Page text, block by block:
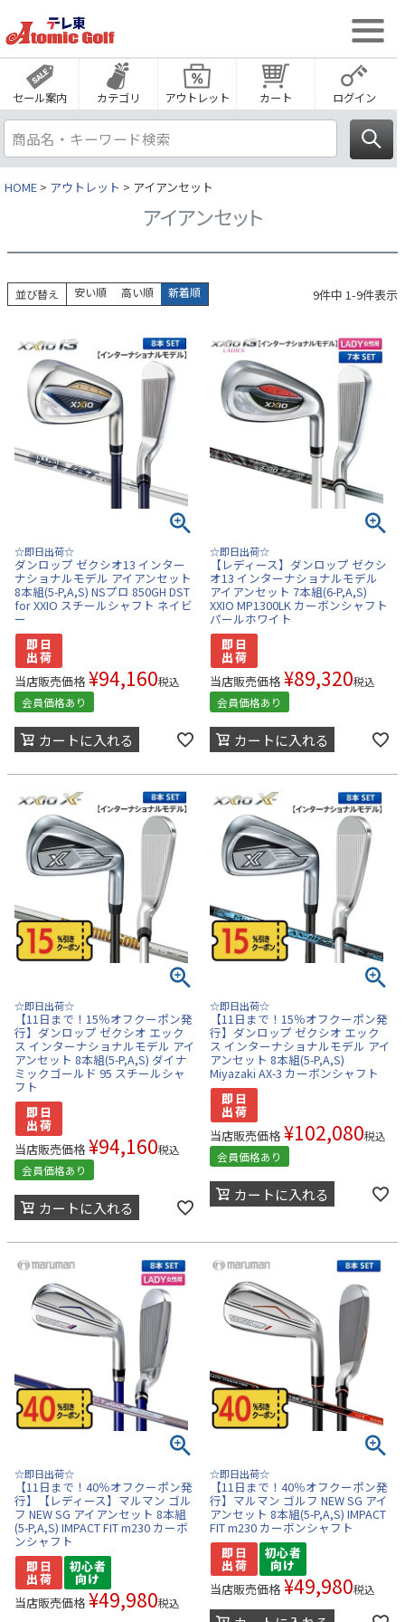
セール案内 カテゴリ アウトレット カート ログイン
HOME アウトレット アイアンセット
アイアンセット
並び替え 安い順 高い順 新着順 9件中 1-9件表示
☆即日出荷☆
ダンロップ ゼクシオ13 インター
ナショナルモデル アイアンセット
8本組(5-P,A,S) NSプロ 850GH DST
for XXIO スチールシャフト ネイビ
ー
当店販売価格 ¥94,160税込
会員価格あり
カートに入れる
☆即日出荷☆
【レディース】ダンロップ ゼクシ
オ13 インターナショナルモデル
アイアンセット 7本組(6-P,A,S)
XXIO MP1300LK カーボンシャフト
パールホワイト
当店販売価格 ¥89,320税込
会員価格あり
カートに入れる
☆即日出荷☆
【11日まで！15％オフクーポン発
行】ダンロップ ゼクシオ エック
ス インターナショナルモデル アイ
アンセット 8本組(5-P,A,S) ダイナ
ミックゴールド 95 スチールシャ
フト
当店販売価格 ¥94,160税込
会員価格あり
カートに入れる
☆即日出荷☆
【11日まで！15％オフクーポン発
行】ダンロップ ゼクシオ エック
ス インターナショナルモデル アイ
アンセット 8本組(5-P,A,S)
Miyazaki AX-3 カーボンシャフト
当店販売価格 ¥102,080税込
会員価格あり
カートに入れる
☆即日出荷☆
【11日まで！40％オフクーポン発
行】【レディース】マルマン ゴル
フ NEW SG アイアンセット 8本組
(5-P,A,S) IMPACT FIT m230 カーボ
ンシャフト
当店販売価格 ¥49,980税込
☆即日出荷☆
【11日まで！40％オフクーポン発
行】マルマン ゴルフ NEW SG アイ
アンセット 8本組(5-P,A,S) IMPACT
FIT m230 カーボンシャフト
当店販売価格 ¥49,980税込